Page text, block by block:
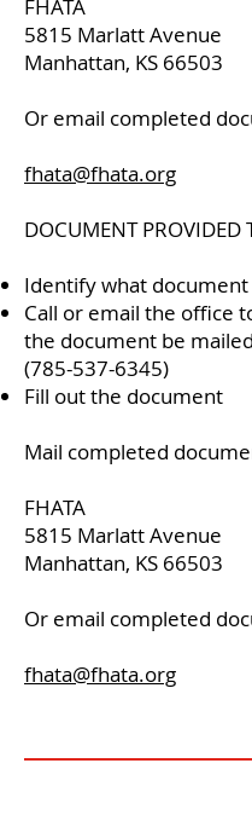
FHATA
5815 Marlatt Avenue
Manhattan, KS 66503
Or email completed
fhata@fhata.org
DOCUMENT PROVIDED
Identify what
Call or email the office
the document be
(785-537-6345)
Fill out the document
Mail completed
FHATA
5815 Marlatt Avenue
Manhattan, KS 66503
Or email completed
fhata@fhata.org